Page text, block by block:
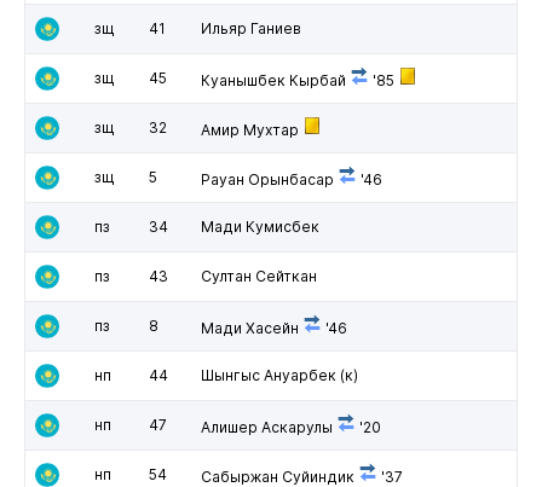
зщ 41 Ильяр Ганиев
зщ 45 Куанышбек Кырбай '85
зщ 32 Амир Мухтар
зщ 5 Рауан Орынбасар '46
пз 34 Мади Кумисбек
пз 43 Султан Сейткан
пз 8 Мади Хасейн '46
нп 44 Шынгыс Ануарбек (к)
нп 47 Алишер Аскарулы '20
нп 54 Сабыржан Суйиндик '37